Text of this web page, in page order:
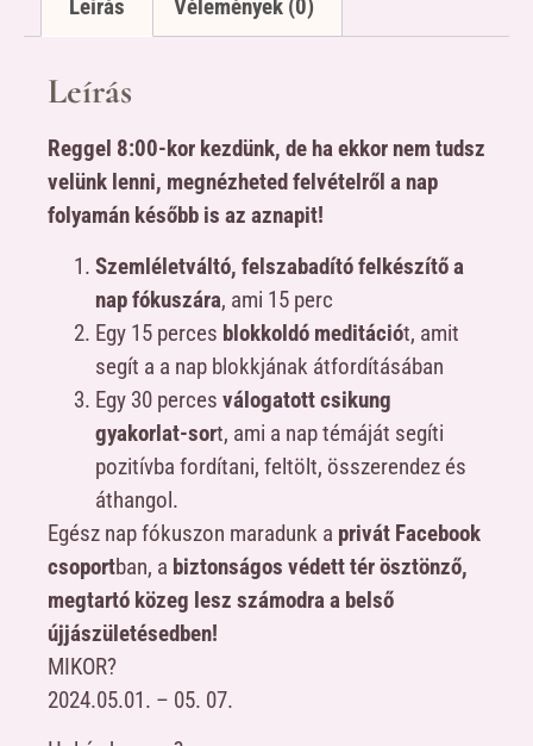
Leírás Vélemények (0)
Leírás
Reggel 8:00-kor kezdünk, de ha ekkor nem tudsz
velünk lenni, megnézheted felvételről a nap
folyamán később is az aznapit!
Szemléletváltó, felszabadító felkészítő a
nap fókuszára, ami 15 perc
Egy 15 perces blokkoldó meditációt, amit
segít a a nap blokkjának átfordításában
Egy 30 perces válogatott csikung
gyakorlat-sort, ami a nap témáját segíti
pozitívba fordítani, feltölt, összerendez és
áthangol.
Egész nap fókuszon maradunk a privát Facebook
csoportban, a biztonságos védett tér ösztönző,
megtartó közeg lesz számodra a belső
újjászületésedben!
MIKOR?
2024.05.01. – 05. 07.